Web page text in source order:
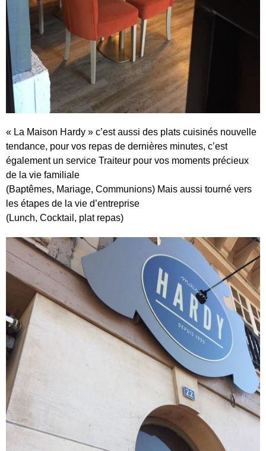
« La Maison Hardy » c’est aussi des plats cuisinés nouvelle
tendance, pour vos repas de dernières minutes, c’est
également un service Traiteur pour vos moments précieux
de la vie familiale
(Baptêmes, Mariage, Communions) Mais aussi tourné vers
les étapes de la vie d’entreprise
(Lunch, Cocktail, plat repas)